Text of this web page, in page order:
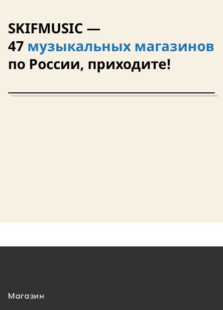
SKIFMUSIC —
47 музыкальных магазинов
по России, приходите!
Магазин